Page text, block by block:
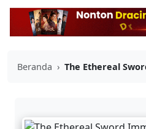
Beranda › The Ethereal